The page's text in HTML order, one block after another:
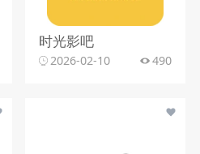
时光影吧
2026-02-10 490